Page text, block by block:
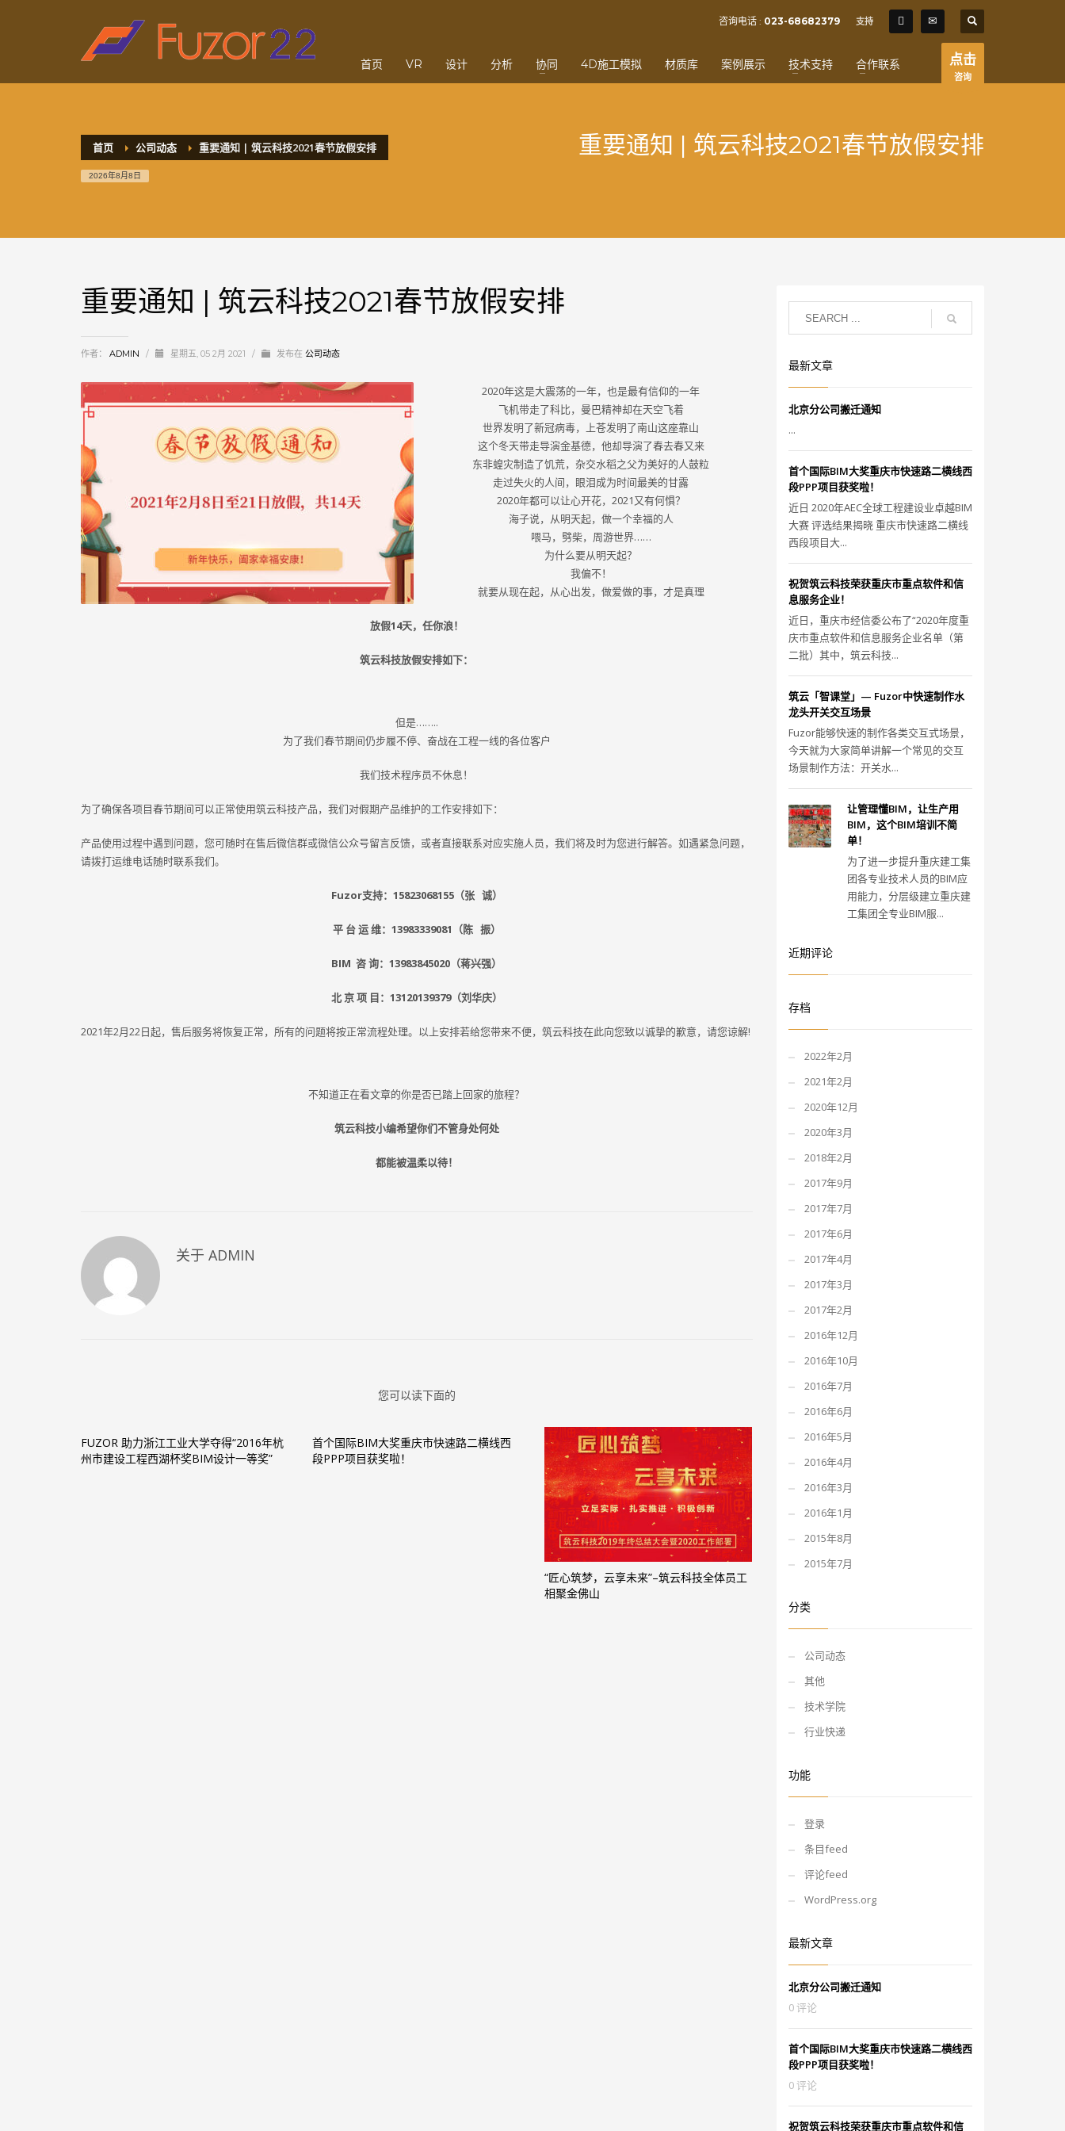
HOW TO SHOP
1 Login or create new account.
SHOWROOM HOURS
Sat - 9:00AM-5:00PM
Sundays by appointment only!
咨询电话 : 023-68682379 支持
首页 VR 设计 分析 协同 4D施工模拟 材质库 案例展示 技术支持 合作联系 点击
咨询
首页 公司动态 重要通知 | 筑云科技2021春节放假安排
2026年8月8日
重要通知 | 筑云科技2021春节放假安排
重要通知 | 筑云科技2021春节放假安排
作者： ADMIN / 星期五, 05 2月 2021 / 发布在 公司动态
2020年这是大震荡的一年，也是最有信仰的一年
飞机带走了科比，曼巴精神却在天空飞着
世界发明了新冠病毒，上苍发明了南山这座靠山
这个冬天带走导演金基德，他却导演了春去春又来
东非蝗灾制造了饥荒，杂交水稻之父为美好的人鼓粒
走过失火的人间，眼泪成为时间最美的甘露
2020年都可以让心开花，2021又有何惧？
海子说，从明天起，做一个幸福的人
喂马，劈柴，周游世界……
为什么要从明天起？
我偏不！
就要从现在起，从心出发，做爱做的事，才是真理
放假14天，任你浪！
筑云科技放假安排如下：
但是……..
为了我们春节期间仍步履不停、奋战在工程一线的各位客户
我们技术程序员不休息！
为了确保各项目春节期间可以正常使用筑云科技产品，我们对假期产品维护的工作安排如下：
产品使用过程中遇到问题，您可随时在售后微信群或微信公众号留言反馈，或者直接联系对应实施人员，我们将及时为您进行解答。如遇紧急问题，
请拨打运维电话随时联系我们。
Fuzor支持：15823068155（张 诚）
平 台 运 维：13983339081（陈 振）
BIM 咨 询：13983845020（蒋兴强）
北 京 项 目：13120139379（刘华庆）
2021年2月22日起，售后服务将恢复正常，所有的问题将按正常流程处理。以上安排若给您带来不便，筑云科技在此向您致以诚挚的歉意，请您谅解!
不知道正在看文章的你是否已踏上回家的旅程？
筑云科技小编希望你们不管身处何处
都能被温柔以待！
关于 ADMIN
您可以读下面的
FUZOR 助力浙江工业大学夺得“2016年杭
州市建设工程西湖杯奖BIM设计一等奖”
首个国际BIM大奖重庆市快速路二横线西
段PPP项目获奖啦！
“匠心筑梦，云享未来”–筑云科技全体员工
相聚金佛山
最新文章
北京分公司搬迁通知
...
首个国际BIM大奖重庆市快速路二横线西
段PPP项目获奖啦！
近日 2020年AEC全球工程建设业卓越BIM
大赛 评选结果揭晓 重庆市快速路二横线
西段项目大...
祝贺筑云科技荣获重庆市重点软件和信
息服务企业！
近日，重庆市经信委公布了“2020年度重
庆市重点软件和信息服务企业名单（第
二批）其中，筑云科技...
筑云「智课堂」— Fuzor中快速制作水
龙头开关交互场景
Fuzor能够快速的制作各类交互式场景，
今天就为大家简单讲解一个常见的交互
场景制作方法：开关水...
让管理懂BIM，让生产用
BIM，这个BIM培训不简
单！
为了进一步提升重庆建工集
团各专业技术人员的BIM应
用能力，分层级建立重庆建
工集团全专业BIM服...
近期评论
存档
2022年2月
2021年2月
2020年12月
2020年3月
2018年2月
2017年9月
2017年7月
2017年6月
2017年4月
2017年3月
2017年2月
2016年12月
2016年10月
2016年7月
2016年6月
2016年5月
2016年4月
2016年3月
2016年1月
2015年8月
2015年7月
分类
公司动态
其他
技术学院
行业快递
功能
登录
条目feed
评论feed
WordPress.org
最新文章
北京分公司搬迁通知
0 评论
首个国际BIM大奖重庆市快速路二横线西
段PPP项目获奖啦！
0 评论
祝贺筑云科技荣获重庆市重点软件和信